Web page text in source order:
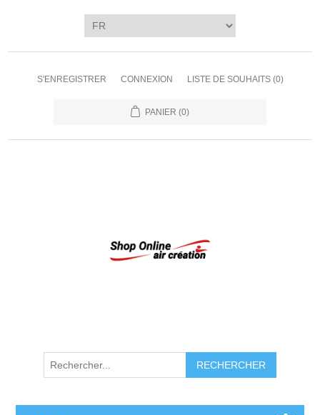
S'ENREGISTRER CONNEXION LISTE DE SOUHAITS (0)
PANIER (0)
RECHERCHER